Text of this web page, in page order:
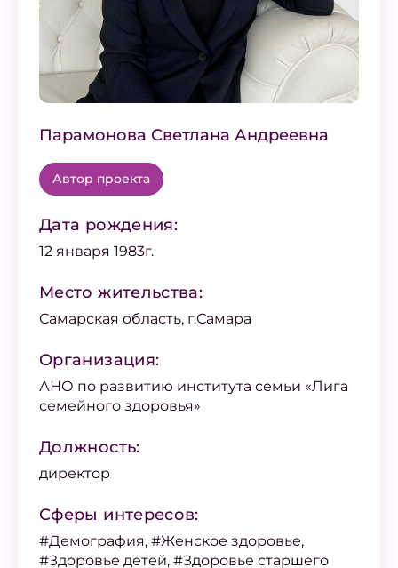
Парамонова Светлана Андреевна
Автор проекта
Дата рождения:
12 января 1983г.
Место жительства:
Самарская область, г.Самара
Организация:
АНО по развитию института семьи «Лига
семейного здоровья»
Должность:
директор
Сферы интересов:
#Демография, #Женское здоровье,
#Здоровье детей, #Здоровье старшего